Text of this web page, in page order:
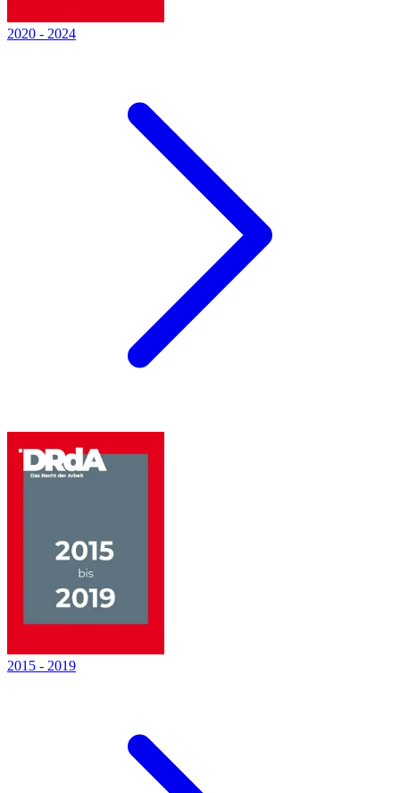
2020 - 2024
2015 - 2019